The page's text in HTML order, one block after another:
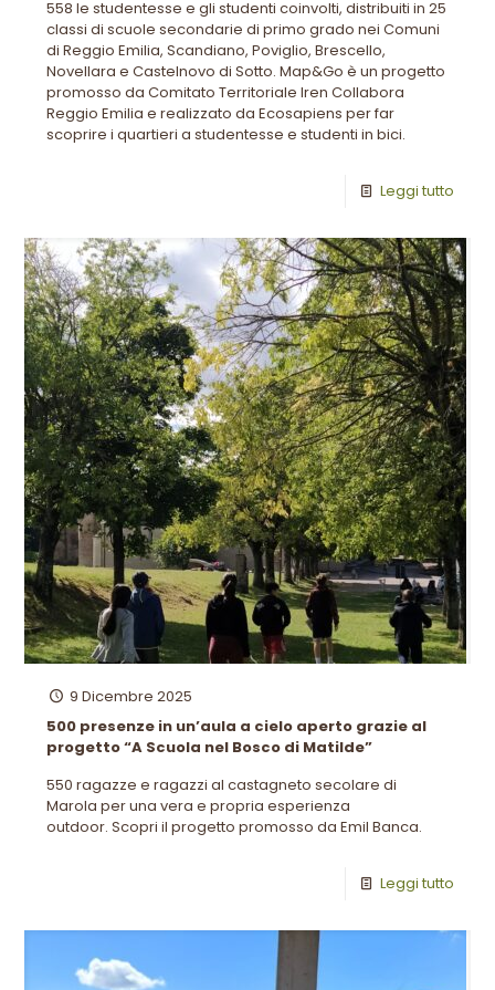
558 le studentesse e gli studenti coinvolti, distribuiti in 25
classi di scuole secondarie di primo grado nei Comuni
di Reggio Emilia, Scandiano, Poviglio, Brescello,
Novellara e Castelnovo di Sotto. Map&Go è un progetto
promosso da Comitato Territoriale Iren Collabora
Reggio Emilia e realizzato da Ecosapiens per far
scoprire i quartieri a studentesse e studenti in bici.
Leggi tutto
9 Dicembre 2025
500 presenze in un’aula a cielo aperto grazie al
progetto “A Scuola nel Bosco di Matilde”
550 ragazze e ragazzi al castagneto secolare di
Marola per una vera e propria esperienza
outdoor. Scopri il progetto promosso da Emil Banca.
Leggi tutto